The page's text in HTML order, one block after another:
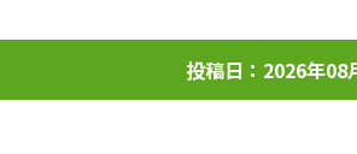
投稿日：2026年08